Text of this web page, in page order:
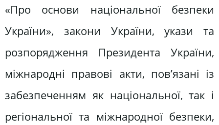
«Про основи національної безпеки
України», закони України, укази та
розпорядження Президента України,
міжнародні правові акти, пов’язані із
забезпеченням як національної, так і
регіональної та міжнародної безпеки,